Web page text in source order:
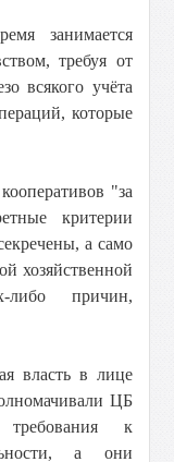
занимается
требуя от
всякого учёта
которые
"за
критерии
а само
хозяйственной
либо причин,
власть в лице
ЦБ
требования к
а они